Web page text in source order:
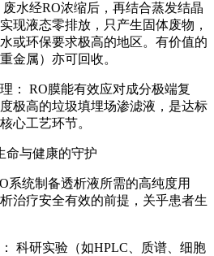
废水经RO浓缩后，再结合蒸发结晶
现液态零排放，只产生固体废物，
或环保要求极高的地区。有价值的
金属）亦可回收。
：
RO膜能有效应对成分极端复
极高的垃圾填埋场渗滤液，是达标
心工艺环节。
命与健康的守护
系统制备透析液所需的高纯度用
治疗安全有效的前提，关乎患者生
科研实验（如HPLC、质谱、细胞